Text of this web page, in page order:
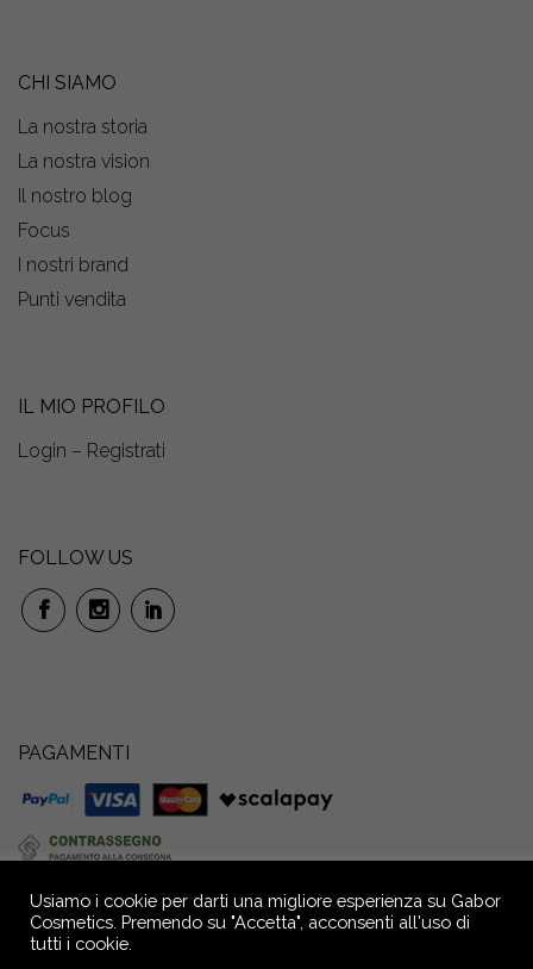
CHI SIAMO
La nostra storia
La nostra vision
Il nostro blog
Focus
I nostri brand
Punti vendita
IL MIO PROFILO
Login – Registrati
FOLLOW US
PAGAMENTI
Usiamo i cookie per darti una migliore esperienza su Gabor
Cosmetics. Premendo su "Accetta", acconsenti all'uso di
tutti i cookie.